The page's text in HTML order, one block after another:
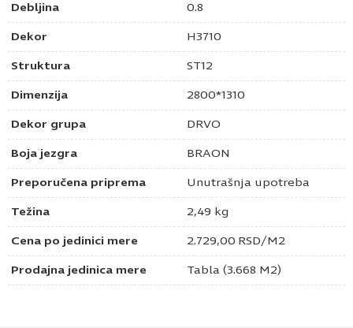
Debljina 0.8
Dekor H3710
Struktura ST12
Dimenzija 2800*1310
Dekor grupa DRVO
Boja jezgra BRAON
Preporučena priprema Unutrašnja upotreba
Težina 2,49 kg
Cena po jedinici mere 2.729,00 RSD/M2
Prodajna jedinica mere Tabla (3.668 M2)